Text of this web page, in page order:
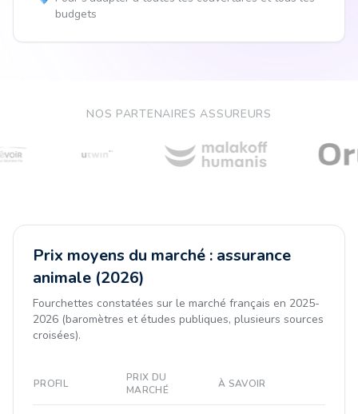
budgets
NOS PARTENAIRES ASSUREURS
Prix moyens du marché : assurance
animale (2026)
Fourchettes constatées sur le marché français en 2025-
2026 (baromètres et études publiques, plusieurs sources
croisées).
PROFIL
PRIX DU
MARCHÉ
À SAVOIR